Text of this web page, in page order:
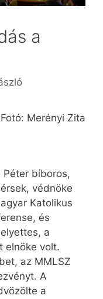
a
Fotó: Merényi Zita
Péter bíboros,
védnöke
Katolikus
és
a
elnöke volt.
az MMLSZ
A
a